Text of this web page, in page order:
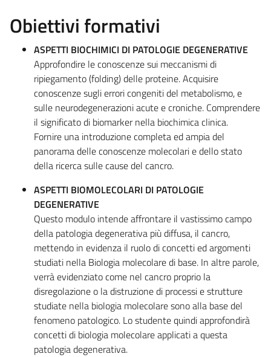
Obiettivi formativi
ASPETTI BIOCHIMICI DI PATOLOGIE DEGENERATIVE
Approfondire le conoscenze sui meccanismi di
ripiegamento (folding) delle proteine. Acquisire
conoscenze sugli errori congeniti del metabolismo, e
sulle neurodegenerazioni acute e croniche. Comprendere
il significato di biomarker nella biochimica clinica.
Fornire una introduzione completa ed ampia del
panorama delle conoscenze molecolari e dello stato
della ricerca sulle cause del cancro.
ASPETTI BIOMOLECOLARI DI PATOLOGIE
DEGENERATIVE
Questo modulo intende affrontare il vastissimo campo
della patologia degenerativa più diffusa, il cancro,
mettendo in evidenza il ruolo di concetti ed argomenti
studiati nella Biologia molecolare di base. In altre parole,
verrà evidenziato come nel cancro proprio la
disregolazione o la distruzione di processi e strutture
studiate nella biologia molecolare sono alla base del
fenomeno patologico. Lo studente quindi approfondirà
concetti di biologia molecolare applicati a questa
patologia degenerativa.